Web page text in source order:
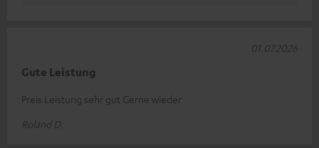
Gute Leistung
Preis Leistung sehr gut Gerne wieder
Roland D.
01.07.2026